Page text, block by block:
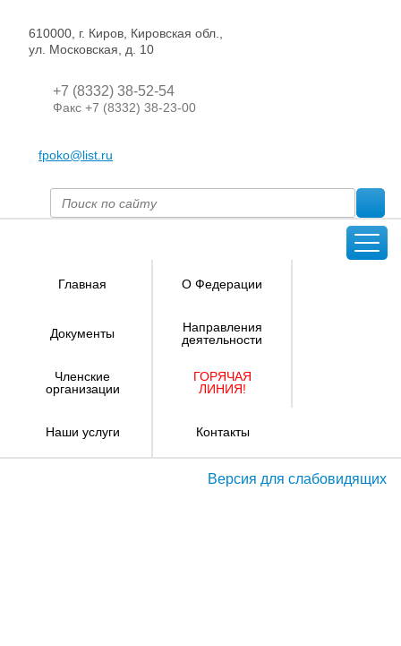
610000, г. Киров, Кировская обл.,
ул. Московская, д. 10
+7 (8332) 38-52-54
Факс +7 (8332) 38-23-00
fpoko@list.ru
Главная О Федерации
Документы
Направления
деятельности
Членские
организации
ГОРЯЧАЯ
ЛИНИЯ!
Наши услуги Контакты
Версия для слабовидящих